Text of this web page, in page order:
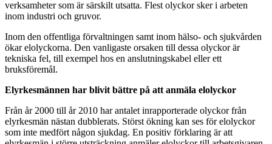
verksamheter som är särskilt utsatta. Flest olyckor sker i arbeten
inom industri och gruvor.
Inom den offentliga förvaltningen samt inom hälso- och sjukvården
ökar elolyckorna. Den vanligaste orsaken till dessa olyckor är
tekniska fel, till exempel hos en anslutningskabel eller ett
bruksföremål.
Elyrkesmännen har blivit bättre på att anmäla elolyckor
Från år 2000 till år 2010 har antalet inrapporterade olyckor från
elyrkesmän nästan dubblerats. Störst ökning kan ses för elolyckor
som inte medfört någon sjukdag. En positiv förklaring är att